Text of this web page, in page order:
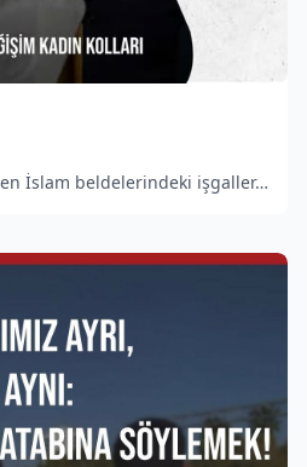
İslam beldelerindeki işgaller…